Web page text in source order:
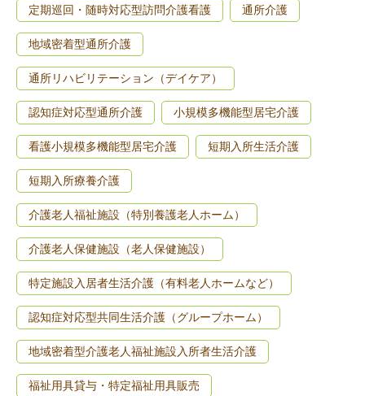
定期巡回・随時対応型訪問介護看護 通所介護
地域密着型通所介護
通所リハビリテーション（デイケア）
認知症対応型通所介護 小規模多機能型居宅介護
看護小規模多機能型居宅介護 短期入所生活介護
短期入所療養介護
介護老人福祉施設（特別養護老人ホーム）
介護老人保健施設（老人保健施設）
特定施設入居者生活介護（有料老人ホームなど）
認知症対応型共同生活介護（グループホーム）
地域密着型介護老人福祉施設入所者生活介護
福祉用具貸与・特定福祉用具販売